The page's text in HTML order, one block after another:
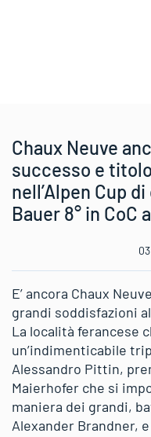
Chaux Neuve
successo e
nell’Alpen Cup
Bauer 8° in CoC
E’ ancora Chaux
grandi soddisfazioni
La località ferancese
un’indimenticabile
Alessandro Pittin,
Maierhofer che si
maniera dei grandi,
Alexander Brandner,